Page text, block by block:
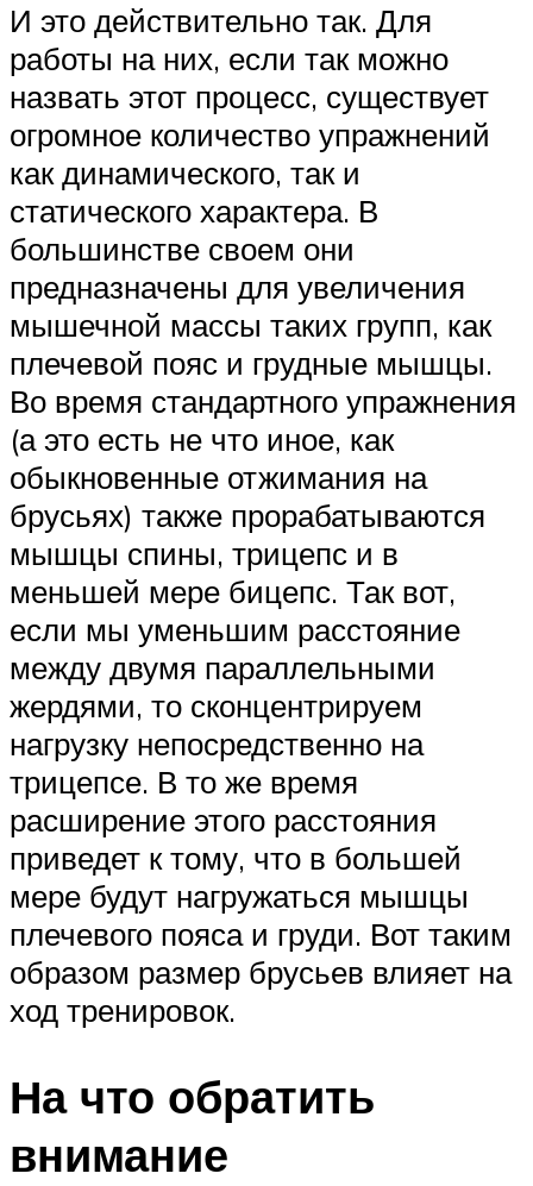
И это действительно так. Для
работы на них, если так можно
назвать этот процесс, существует
огромное количество упражнений
как динамического, так и
статического характера. В
большинстве своем они
предназначены для увеличения
мышечной массы таких групп, как
плечевой пояс и грудные мышцы.
Во время стандартного упражнения
(а это есть не что иное, как
обыкновенные отжимания на
брусьях) также прорабатываются
мышцы спины, трицепс и в
меньшей мере бицепс. Так вот,
если мы уменьшим расстояние
между двумя параллельными
жердями, то сконцентрируем
нагрузку непосредственно на
трицепсе. В то же время
расширение этого расстояния
приведет к тому, что в большей
мере будут нагружаться мышцы
плечевого пояса и груди. Вот таким
образом размер брусьев влияет на
ход тренировок.
На что обратить
внимание